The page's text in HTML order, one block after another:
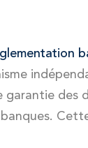
des